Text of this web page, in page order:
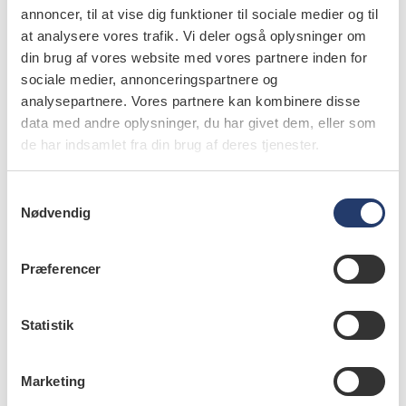
annoncer, til at vise dig funktioner til sociale medier og til
at analysere vores trafik. Vi deler også oplysninger om
din brug af vores website med vores partnere inden for
sociale medier, annonceringspartnere og
analysepartnere. Vores partnere kan kombinere disse
data med andre oplysninger, du har givet dem, eller som
de har indsamlet fra din brug af deres tjenester.
Nødvendig
Præferencer
Statistik
Marketing
teblade, og kun…
videnskab
Sølv- og tinfluorider i forebyggelse og
3.11.2017
metalfluoriders mulige virkningsmekanismer og
gennemgår tilgængelige data vedrørende deres